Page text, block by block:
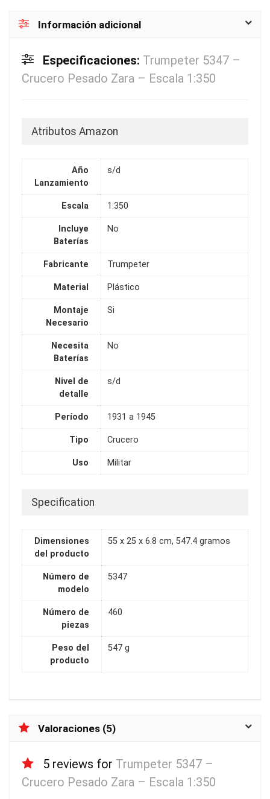
Información adicional
Especificaciones: Trumpeter 5347 –
Crucero Pesado Zara – Escala 1:350
Atributos Amazon
Año
Lanzamiento
s/d
Escala 1:350
Incluye
Baterías
No
Fabricante Trumpeter
Material Plástico
Montaje
Necesario
Si
Necesita
Baterías
No
Nivel de
detalle
s/d
Período 1931 a 1945
Tipo Crucero
Uso Militar
Specification
Dimensiones
del producto
55 x 25 x 6.8 cm, 547.4 gramos
Número de
modelo
5347
Número de
piezas
460
Peso del
producto
547 g
Valoraciones (5)
5 reviews for Trumpeter 5347 –
Crucero Pesado Zara – Escala 1:350